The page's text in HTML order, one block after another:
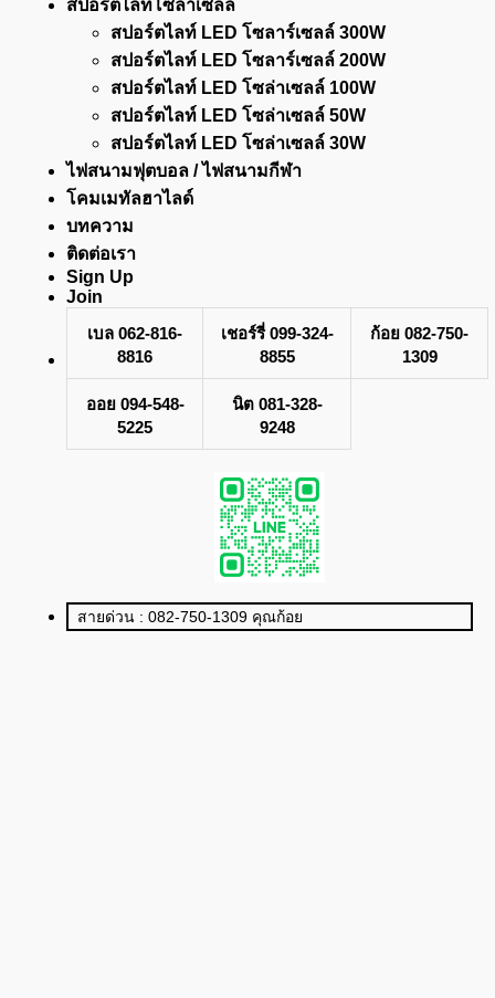
สปอร์ตไลท์โซล่าเซลล์
สปอร์ตไลท์ LED โซลาร์เซลล์ 300W
สปอร์ตไลท์ LED โซลาร์เซลล์ 200W
สปอร์ตไลท์ LED โซล่าเซลล์ 100W
สปอร์ตไลท์ LED โซล่าเซลล์ 50W
สปอร์ตไลท์ LED โซล่าเซลล์ 30W
ไฟสนามฟุตบอล / ไฟสนามกีฬา
โคมเมทัลฮาไลด์
บทความ
ติดต่อเรา
Sign Up
Join
เบล 062-816-
8816
เชอร์รี่ 099-324-
8855
ก้อย 082-750-
1309
ออย 094-548-
5225
นิต 081-328-
9248
สายด่วน : 082-750-1309 คุณก้อย